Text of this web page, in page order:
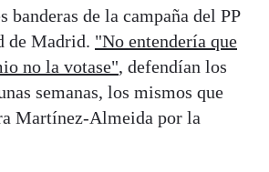
banderas de la campaña del PP
de Madrid. "No entendería que
no la votase", defendían los
semanas, los mismos que
Martínez-Almeida por la